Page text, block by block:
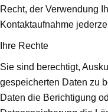
Recht, der Verwendung
Kontaktaufnahme
Ihre Rechte
Sie sind berechtigt,
gespeicherten Daten zu
Daten die Berichtigung